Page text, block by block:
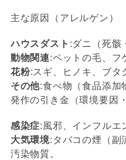
主な原因（アレルゲン）
ハウスダスト :ダニ（死骸
動物関連:ペットの毛、フ
花粉:スギ、ヒノキ、ブタ
その他:食べ物（食品添加
発作の引き金（環境要因
感染症:風邪、インフルエ
大気環境:タバコの煙（副
汚染物質。